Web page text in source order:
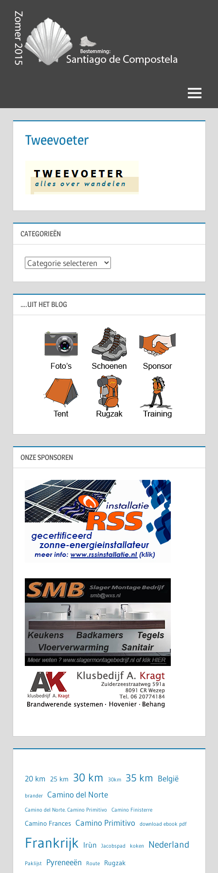
naar
inhoudZomer
2015,
Santiago
Menu
Tweevoeter
CATEGORIEËN
Categorieën
….UIT HET BLOG
ONZE SPONSOREN
20 km 25 km 30 km 30km 35 km België
brander Camino del Norte
Camino del Norte. Camino Primitivo Camino Finisterre
Camino Frances Camino Primitivo download ebook pdf
Frankrijk Irùn Jacobspad koken Nederland
Paklijst Pyreneeën Route Rugzak